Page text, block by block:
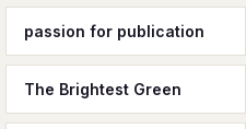
passion for publication
The Brightest Green